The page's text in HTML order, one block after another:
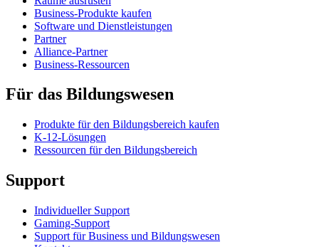
Business-Produkte kaufen
Software und Dienstleistungen
Partner
Alliance-Partner
Business-Ressourcen
Für das Bildungswesen
Produkte für den Bildungsbereich kaufen
K-12-Lösungen
Ressourcen für den Bildungsbereich
Support
Individueller Support
Gaming-Support
Support für Business und Bildungswesen